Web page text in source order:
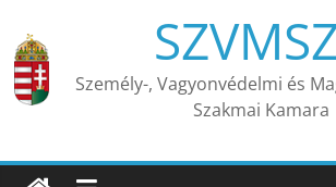
content
Személy-, Vagyonvédelmi és
Szakmai Kamara